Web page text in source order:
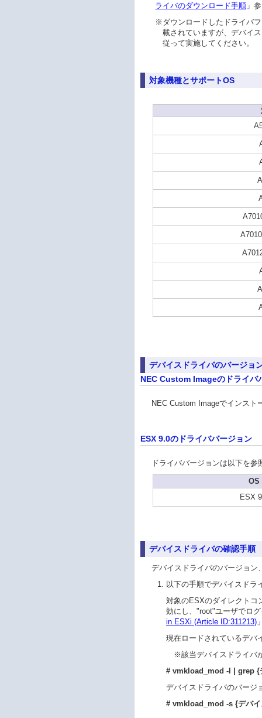
ライバのダウンロード手順 」
※ ダウンロードしたドライバ
載されていますが、デバイ
従って実施してください。
対象機種とサポートOS
デバイスドライバのバージョ
NEC Custom Imageのドライバ
NEC Custom Imageでインスト
ESX 9.0のドライババージョン
ドライババージョンは以下を参
OS
ESX
デバイスドライバの確認手順
デバイスドライバのバージョン
以下の手順でデバイスドラ
対象のESXのダイレクトコ
効にし、"root"ユーザでロ
in ESXi (Article ID:311213)
現在ロードされているデバ
※該当デバイスドライバ
# vmkload_mod -l | grep {
デバイスドライバのバージ
# vmkload_mod -s {デバ